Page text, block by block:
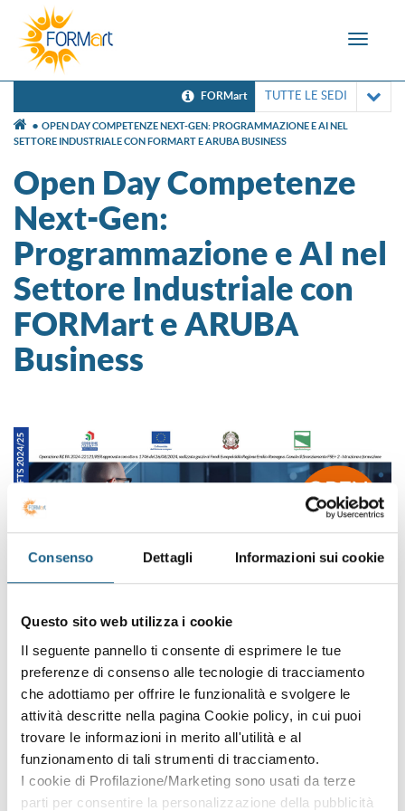
Consenso Dettagli Informazioni sui cookie
Questo sito web utilizza i cookie
Il seguente pannello ti consente di esprimere le tue
preferenze di consenso alle tecnologie di tracciamento
che adottiamo per offrire le funzionalità e svolgere le
attività descritte nella pagina Cookie policy, in cui puoi
trovare le informazioni in merito all'utilità e al
funzionamento di tali strumenti di tracciamento.
I cookie di Profilazione/Marketing sono usati da terze
parti per consentire la personalizzazione della pubblicità
Toggle
FORMart TUTTE LE SEDI
OPEN DAY COMPETENZE NEXT-GEN: PROGRAMMAZIONE E AI NEL
SETTORE INDUSTRIALE CON FORMART E ARUBA BUSINESS
Open Day Competenze
Next-Gen:
Programmazione e AI nel
Settore Industriale con
FORMart e ARUBA
Business
Compila il modulo e iscriviti all'Open
day gratuito
Riceverai subito una mail con la conferma dell'iscrizione con